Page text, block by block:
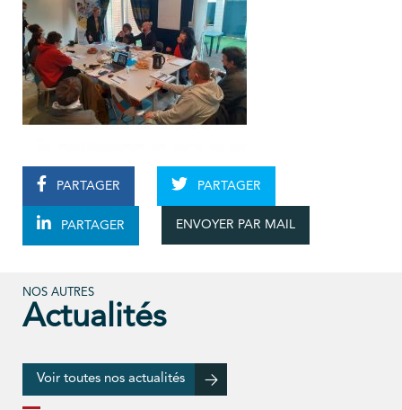
PARTAGER PARTAGER
PARTAGER ENVOYER PAR MAIL
NOS AUTRES
Actualités
Voir toutes nos actualités